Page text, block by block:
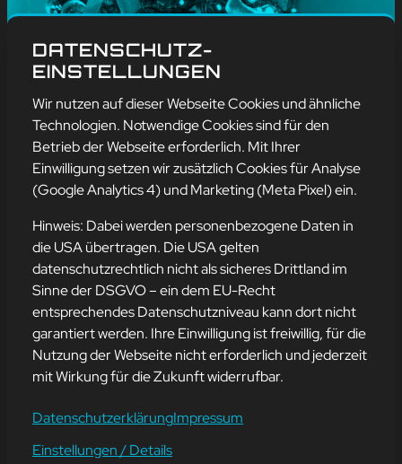
Blog, Weitere
WEIHNACHTS-TO-DO
mehr erfahren
Adresse
mission-webstyle oHG
Bürgermeister-Regitz-Straße 40
66539 Neunkirchen
E-Mail:kontakt@mission-webstyle.de
Navigation
Webseitenerstellung
Webseite mieten
Webseiten Betreuung
Über Uns
Kontakt
Leistungen
DATENSCHUTZ-
EINSTELLUNGEN
Wir nutzen auf dieser Webseite Cookies und ähnliche
Technologien. Notwendige Cookies sind für den
Betrieb der Webseite erforderlich. Mit Ihrer
Einwilligung setzen wir zusätzlich Cookies für Analyse
(Google Analytics 4) und Marketing (Meta Pixel) ein.
Hinweis: Dabei werden personenbezogene Daten in
die USA übertragen. Die USA gelten
datenschutzrechtlich nicht als sicheres Drittland im
Sinne der DSGVO – ein dem EU-Recht
entsprechendes Datenschutzniveau kann dort nicht
garantiert werden. Ihre Einwilligung ist freiwillig, für die
Nutzung der Webseite nicht erforderlich und jederzeit
mit Wirkung für die Zukunft widerrufbar.
DatenschutzerklärungImpressum
Einstellungen / Details